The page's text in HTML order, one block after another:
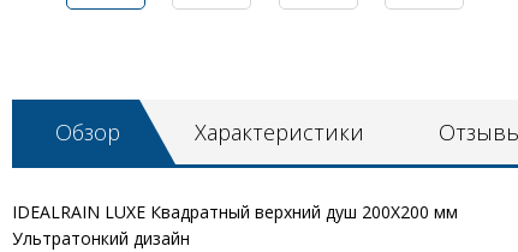
Обзор Характеристики
IDEALRAIN LUXE Квадратный верхний душ 200X200 мм
Ультратонкий дизайн